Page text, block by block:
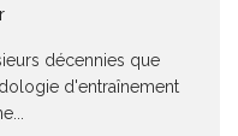
décennies que
d'entraînement